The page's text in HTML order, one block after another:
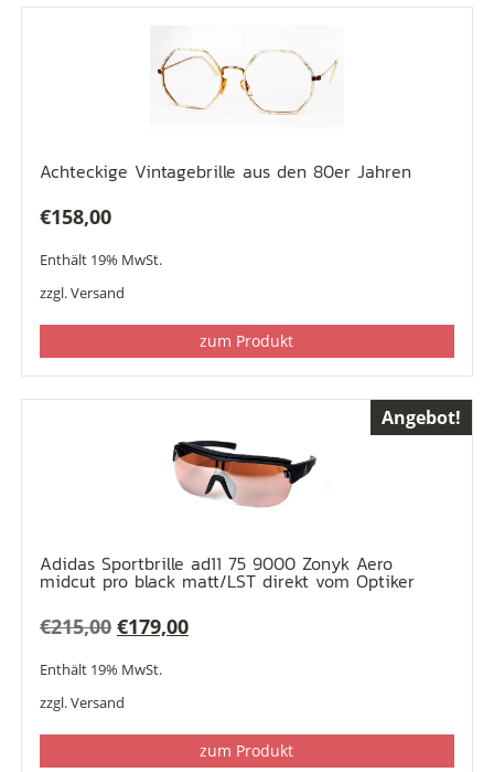
Achteckige Vintagebrille aus den 80er Jahren
€158,00
Enthält 19% MwSt.
zzgl.Versand
zum Produkt
Angebot!
Adidas Sportbrille ad11 75 9000 Zonyk Aero
midcut pro black matt/LST direkt vom Optiker
€215,00 Ursprünglicher
Preis
war:
€179,00Aktueller
Enthält 19% MwSt.
zzgl.Versand
zum Produkt